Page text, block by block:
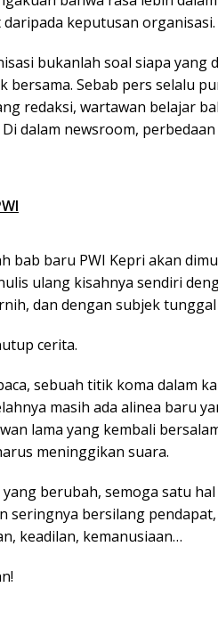
keputusan organisasi.
bukanlah soal siapa
bersama. Sebab pers selalu
redaksi, wartawan belajar
dalam newsroom,
bab baru PWI Kepri akan
ulang kisahnya sendiri
dan dengan subjek
cerita.
sebuah titik koma dalam
masih ada alinea baru
lama yang kembali
meninggikan suara.
berubah, semoga satu
seringnya bersilang
keadilan, kemanusiaan…